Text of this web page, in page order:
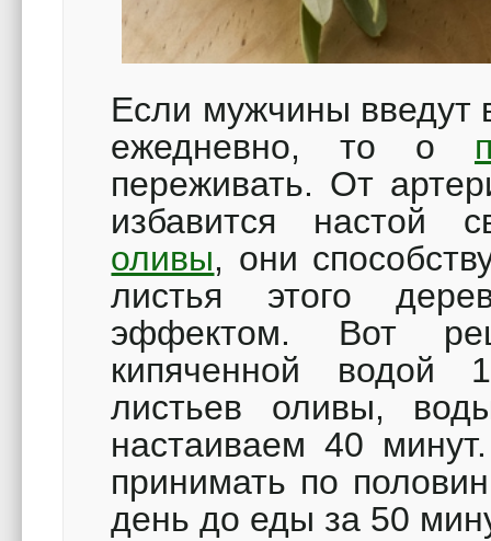
Если мужчины введут
ежедневно, то о
переживать. От
избавится настой
оливы, они
листья этого
эффектом. Вот
кипяченной водой
листьев оливы,
настаиваем 40
принимать по
день до еды за 50